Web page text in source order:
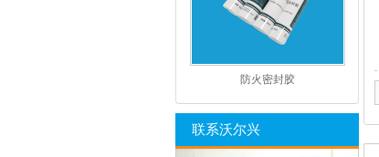
防火密封胶
联系沃尔兴